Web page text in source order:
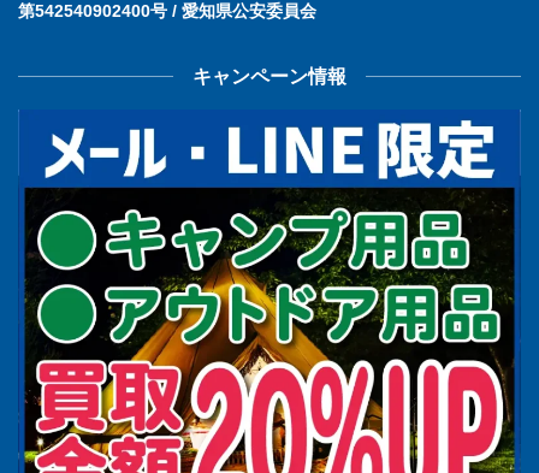
第542540902400号 / 愛知県公安委員会
キャンペーン情報